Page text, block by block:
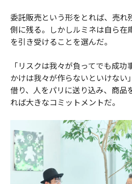
委託販売という形をとれば、売れ
側に残る。しかしルミネは自ら在
を引き受けることを選んだ。
「リスクは我々が負ってでも成
かけは我々が作らないといけない
借り、人をパリに送り込み、商品
れば大きなコミットメントだ。